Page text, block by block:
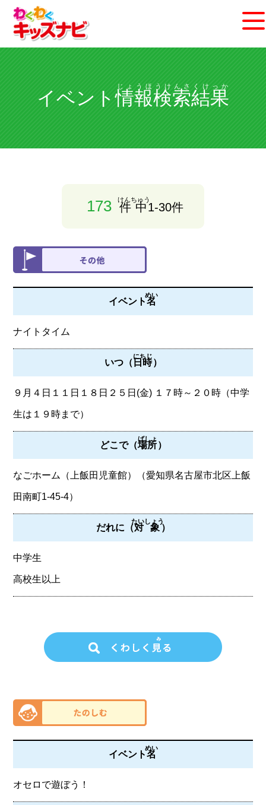
イベント情報検索結果
じょうほうけんさくけっか
173 件中
けんちゅう
1-30件
イベント名
めい
ナイトタイム
いつ（日時
にちじ
）
９月４日１１日１８日２５日(金) １７時～２０時（中学
生は１９時まで）
どこで（場所
ばしょ
）
なごホーム（上飯田児童館）（愛知県名古屋市北区上飯
田南町1-45-4）
だれに（対象
たいしょう
）
中学生
高校生以上
イベント名
めい
オセロで遊ぼう！